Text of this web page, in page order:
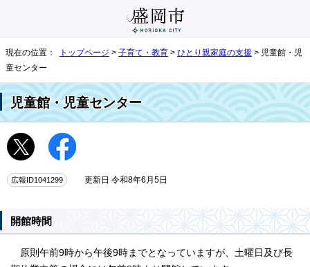
現在の位置： トップページ > 子育て・教育 > ひとり親家庭の支援 > 児童館・児
童センター
児童館・児童センター
広報ID1041299 更新日 令和8年6月5日
開館時間
原則午前9時から午後9時までとなっていますが、土曜日及び長